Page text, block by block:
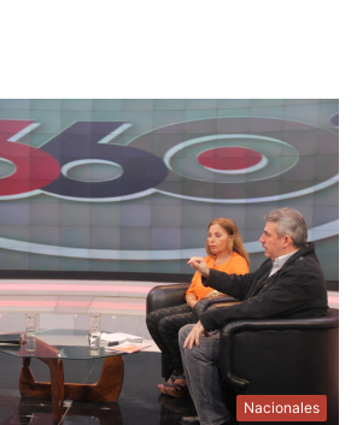
Nacionales